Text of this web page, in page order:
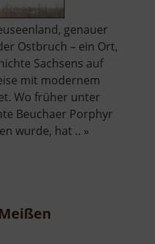
genauer
Ostbruch – ein Ort,
Sachsens auf
mit modernem
Wo früher unter
Beuchaer Porphyr
wurde, hat .. »